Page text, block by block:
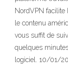
NordVPN facilite
le contenu
vous suffit de
quelques
logiciel. 10/01/